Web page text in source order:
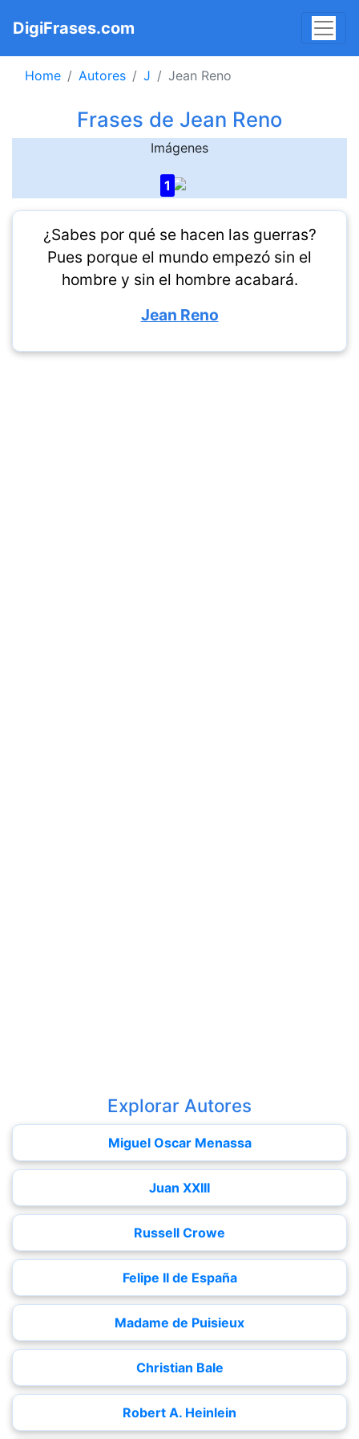
DigiFrases.com
Home Autores J Jean Reno
Frases de Jean Reno
Imágenes
1
¿Sabes por qué se hacen las guerras?
Pues porque el mundo empezó sin el
hombre y sin el hombre acabará.
Jean Reno
Explorar Autores
Miguel Oscar Menassa
Juan XXIII
Russell Crowe
Felipe II de España
Madame de Puisieux
Christian Bale
Robert A. Heinlein